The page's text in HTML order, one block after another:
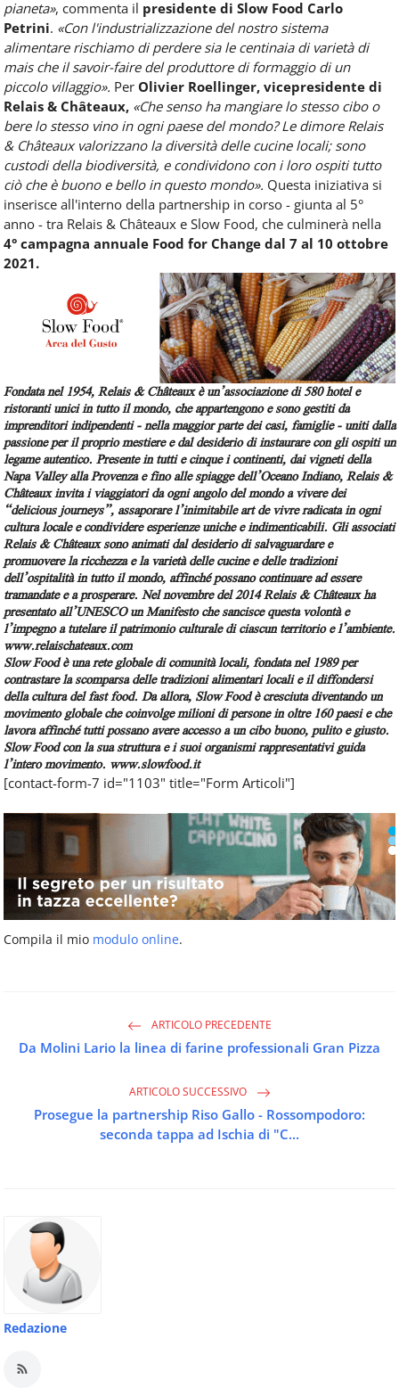
pianeta», commenta il presidente di Slow Food Carlo
Petrini. «Con l'industrializzazione del nostro sistema
alimentare rischiamo di perdere sia le centinaia di varietà di
mais che il savoir-faire del produttore di formaggio di un
piccolo villaggio». Per Olivier Roellinger, vicepresidente di
Relais & Châteaux, «Che senso ha mangiare lo stesso cibo o
bere lo stesso vino in ogni paese del mondo? Le dimore Relais
& Châteaux valorizzano la diversità delle cucine locali; sono
custodi della biodiversità, e condividono con i loro ospiti tutto
ciò che è buono e bello in questo mondo». Questa iniziativa si
inserisce all'interno della partnership in corso - giunta al 5°
anno - tra Relais & Châteaux e Slow Food, che culminerà nella
4° campagna annuale Food for Change dal 7 al 10 ottobre
2021.
Fondata nel 1954, Relais & Châteaux è un’associazione di 580 hotel e
ristoranti unici in tutto il mondo, che appartengono e sono gestiti da
imprenditori indipendenti - nella maggior parte dei casi, famiglie - uniti dalla
passione per il proprio mestiere e dal desiderio di instaurare con gli ospiti un
legame autentico. Presente in tutti e cinque i continenti, dai vigneti della
Napa Valley alla Provenza e fino alle spiagge dell’Oceano Indiano, Relais &
Châteaux invita i viaggiatori da ogni angolo del mondo a vivere dei
“delicious journeys”, assaporare l’inimitabile art de vivre radicata in ogni
cultura locale e condividere esperienze uniche e indimenticabili. Gli associati
Relais & Châteaux sono animati dal desiderio di salvaguardare e
promuovere la ricchezza e la varietà delle cucine e delle tradizioni
dell’ospitalità in tutto il mondo, affinché possano continuare ad essere
tramandate e a prosperare. Nel novembre del 2014 Relais & Châteaux ha
presentato all’UNESCO un Manifesto che sancisce questa volontà e
l’impegno a tutelare il patrimonio culturale di ciascun territorio e l’ambiente.
www.relaischateaux.com
Slow Food è una rete globale di comunità locali, fondata nel 1989 per
contrastare la scomparsa delle tradizioni alimentari locali e il diffondersi
della cultura del fast food. Da allora, Slow Food è cresciuta diventando un
movimento globale che coinvolge milioni di persone in oltre 160 paesi e che
lavora affinché tutti possano avere accesso a un cibo buono, pulito e giusto.
Slow Food con la sua struttura e i suoi organismi rappresentativi guida
l’intero movimento. www.slowfood.it
[contact-form-7 id="1103" title="Form Articoli"]
Compila il mio modulo online.
ARTICOLO PRECEDENTE
Da Molini Lario la linea di farine professionali Gran Pizza
ARTICOLO SUCCESSIVO
Prosegue la partnership Riso Gallo - Rossompodoro:
seconda tappa ad Ischia di "C...
Redazione